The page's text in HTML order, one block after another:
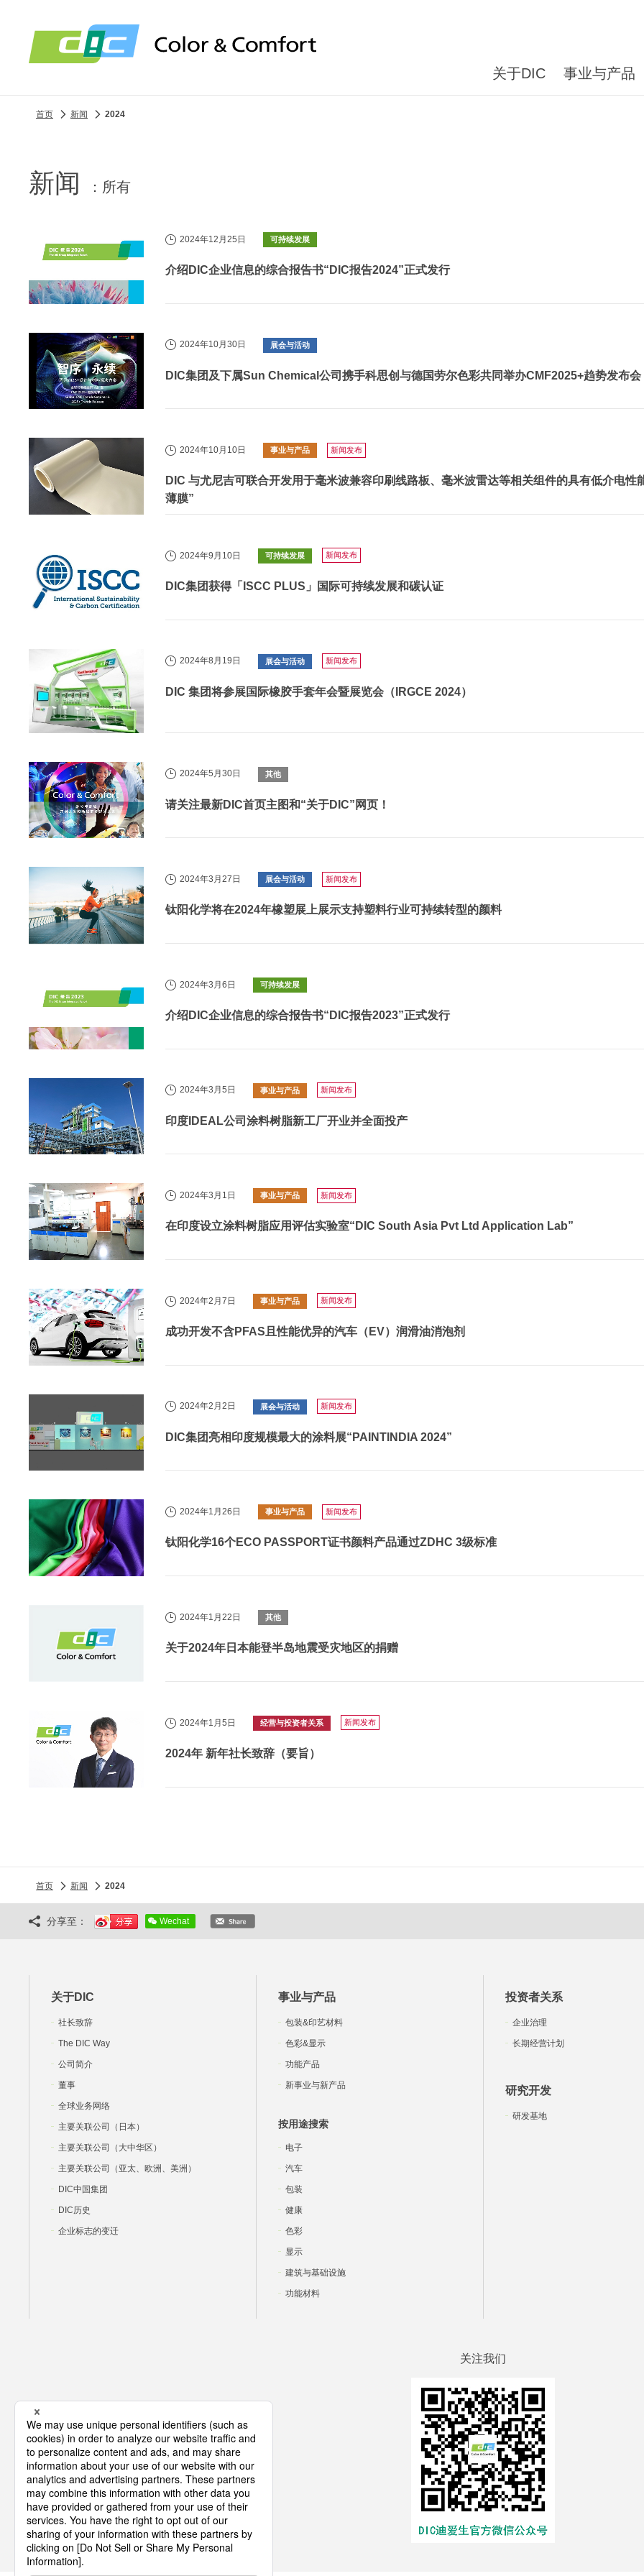
关于DIC 事业与产品
首页 新闻 2024
新闻 所有
2024年12月25日 可持续发展
介绍DIC企业信息的综合报告书“DIC报告2024”正式发行
2024年10月30日 展会与活动
DIC集团及下属Sun Chemical公司携手科思创与德国劳尔色彩共同举办CMF2025+趋势发布会
2024年10月10日 事业与产品 新闻发布
DIC 与尤尼吉可联合开发用于毫米波兼容印刷线路板、毫米波雷达等相关组件的具有低介电性
薄膜”
2024年9月10日 可持续发展 新闻发布
DIC集团获得「ISCC PLUS」国际可持续发展和碳认证
2024年8月19日 展会与活动 新闻发布
DIC 集团将参展国际橡胶手套年会暨展览会（IRGCE 2024）
2024年5月30日 其他
请关注最新DIC首页主图和“关于DIC”网页！
2024年3月27日 展会与活动 新闻发布
钛阳化学将在2024年橡塑展上展示支持塑料行业可持续转型的颜料
2024年3月6日 可持续发展
介绍DIC企业信息的综合报告书“DIC报告2023”正式发行
2024年3月5日 事业与产品 新闻发布
印度IDEAL公司涂料树脂新工厂开业并全面投产
2024年3月1日 事业与产品 新闻发布
在印度设立涂料树脂应用评估实验室“DIC South Asia Pvt Ltd Application Lab”
2024年2月7日 事业与产品 新闻发布
成功开发不含PFAS且性能优异的汽车（EV）润滑油消泡剂
2024年2月2日 展会与活动 新闻发布
DIC集团亮相印度规模最大的涂料展“PAINTINDIA 2024”
2024年1月26日 事业与产品 新闻发布
钛阳化学16个ECO PASSPORT证书颜料产品通过ZDHC 3级标准
2024年1月22日 其他
关于2024年日本能登半岛地震受灾地区的捐赠
2024年1月5日 经营与投资者关系 新闻发布
2024年 新年社长致辞（要旨）
首页 新闻 2024
分享至： Wechat
关于DIC
社长致辞
The DIC Way
公司简介
董事
全球业务网络
主要关联公司（日本）
主要关联公司（大中华区）
主要关联公司（亚太、欧洲、美洲）
DIC中国集团
DIC历史
企业标志的变迁
事业与产品
包装&印艺材料
色彩&显示
功能产品
新事业与新产品
按用途搜索
电子
汽车
包装
健康
色彩
显示
建筑与基础设施
功能材料
投资者关系
企业治理
长期经营计划
研究开发
研发基地
关注我们